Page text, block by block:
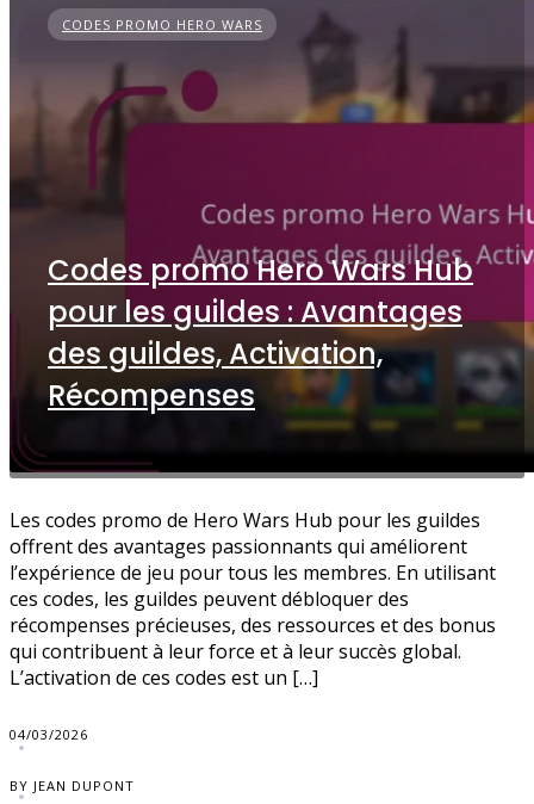
CODES PROMO HERO WARS
Codes promo Hero Wars Hub
pour les guildes : Avantages
des guildes, Activation,
Récompenses
Les codes promo de Hero Wars Hub pour les guildes
offrent des avantages passionnants qui améliorent
l’expérience de jeu pour tous les membres. En utilisant
ces codes, les guildes peuvent débloquer des
récompenses précieuses, des ressources et des bonus
qui contribuent à leur force et à leur succès global.
L’activation de ces codes est un […]
04/03/2026
BY JEAN DUPONT